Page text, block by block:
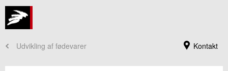
Kontakt
Udvikling af fødevarer